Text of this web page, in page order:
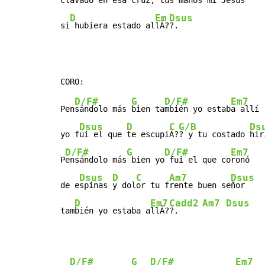
si
D
hubiera estado al
Em
lÃ?
Dsus
?.
Pen
D/F#
sándolo más
G
bien ta
D/F#
mbién yo estab
Em7
a allí
yo f
Dsus
ui el que
D
te escupi
C
Ã?
G/B
? y tu costado
P
D/F#
ensándolo más
G
bien yo
D/F#
fui el que co
Em7
ronó
de e
Dsus
spinas
D
y dol
C
or tu f
Am7
rente buen se
Dsus
ñor
tam
D
bién yo estaba a
Em7
llÃ?
Cadd2
?.
Am7 Dsus
D/F# G D/F# Em7